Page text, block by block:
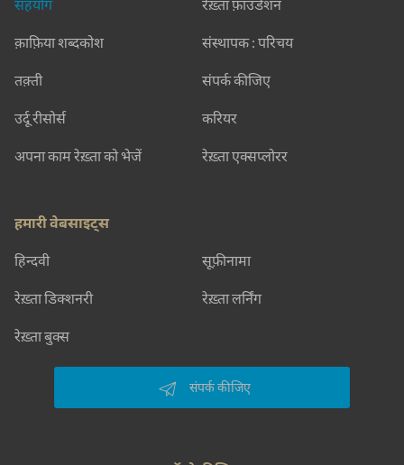
सहयोग
क़ाफ़िया शब्दकोश
तक़्ती
उर्दू रीसोर्स
अपना काम रेख़्ता को भेजें
रेख़्ता फ़ाउंडेशन
संस्थापक : परिचय
संपर्क कीजिए
करियर
रेख़्ता एक्सप्लोरर
हमारी वेबसाइट्स
हिन्दवी सूफ़ीनामा
रेख़्ता डिक्शनरी रेख़्ता लर्निंग
रेख़्ता बुक्स
संपर्क कीजिए